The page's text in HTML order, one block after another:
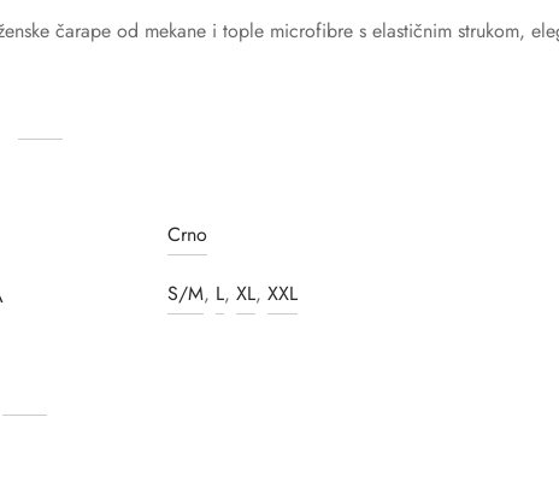
čarape od mekane i tople microfibre s elastičnim strukom,
Crno
S/M, L, XL, XXL